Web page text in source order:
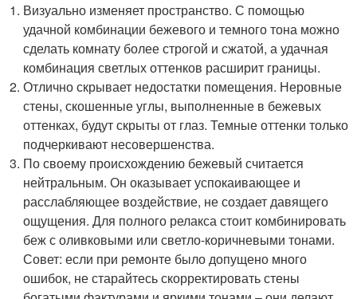
Визуально изменяет пространство. С помощью
удачной комбинации бежевого и темного тона можно
сделать комнату более строгой и сжатой, а удачная
комбинация светлых оттенков расширит границы.
Отлично скрывает недостатки помещения. Неровные
стены, скошенные углы, выполненные в бежевых
оттенках, будут скрыты от глаз. Темные оттенки только
подчеркивают несовершенства.
По своему происхождению бежевый считается
нейтральным. Он оказывает успокаивающее и
расслабляющее воздействие, не создает давящего
ощущения. Для полного релакса стоит комбинировать
беж с оливковыми или светло-коричневыми тонами.
Совет: если при ремонте было допущено много
ошибок, не старайтесь скорректировать стены